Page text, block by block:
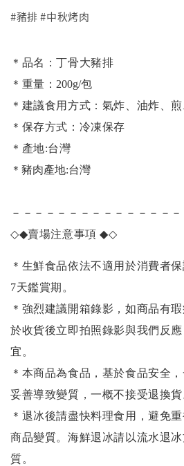
#豬排 #中秋烤肉
＊品名：丁骨大豬排
＊重量：200g/包
＊建議食用方式：氣炸、油炸、煎
＊保存方式：冷凍保存
＊產地:台灣
＊豬肉產地:台灣
－－－－－－－－－－－－－－－
◇◆賣場注意事項◆◇
＊生鮮食品依法不適用於消費者
7天鑑賞期。
＊強烈建議開箱錄影，如商品有
於收貨後立即拍照錄影與我們反
宜。
＊本商品為食品，基於食品安全
妥善導致變質，一概不接受退換貨
＊退冰後請盡快料理食用，避免
商品變質。海鮮退冰請以流水退冰
質。